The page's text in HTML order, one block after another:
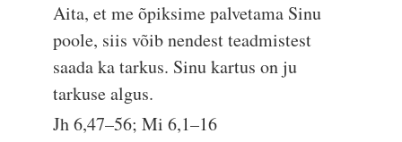
Aita, et me õpiksime palvetama Sinu
poole, siis võib nendest teadmistest
saada ka tarkus. Sinu kartus on ju
tarkuse algus.
Jh 6,47–56; Mi 6,1–16